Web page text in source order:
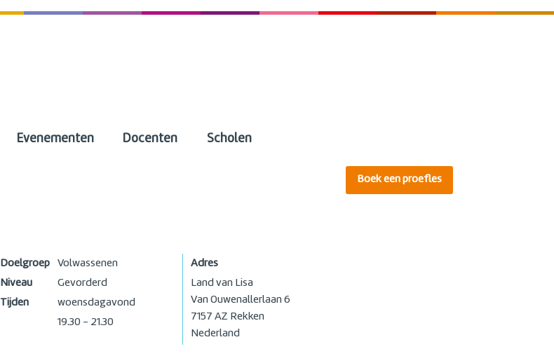
Evenementen Docenten Scholen
Boek een proefles
Doelgroep
Volwassenen
Niveau
Gevorderd
Tijden
woensdagavond
19.30 - 21.30
Adres
Land van Lisa
Van Ouwenallerlaan 6
7157 AZ Rekken
Nederland